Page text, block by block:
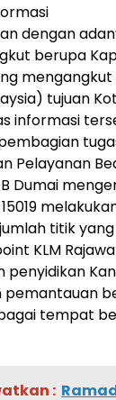
dengan
berupa
tujuan
informasi
Pelayanan
Dumai
titik
KLM
penyidikan
pemantauan
tempat
: